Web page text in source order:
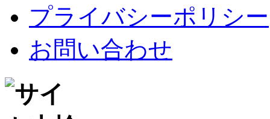
プライバシーポリシー
お問い合わせ